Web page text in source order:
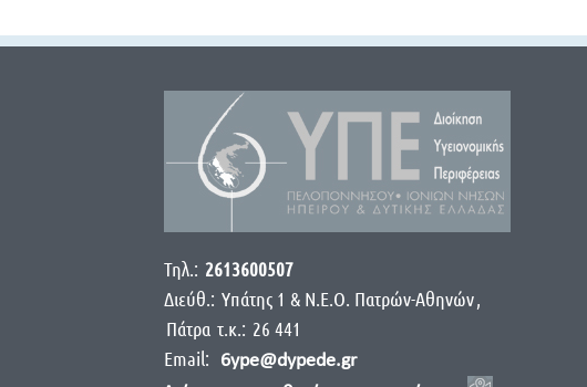
Τηλ.: 2613600507
Διεύθ.: Yπάτης 1 & Ν.Ε.Ο. Πατρών-Αθηνών,
Πάτρα τ.κ.: 26 441
Email:
6ype@dypede.gr